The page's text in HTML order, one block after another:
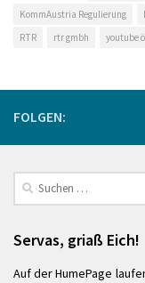
KommAustria Regulierung
RTR
rtr gmbh youtube
FOLGEN:
Suchen
nach:
Servas, griaß Eich!
Auf der HumePage